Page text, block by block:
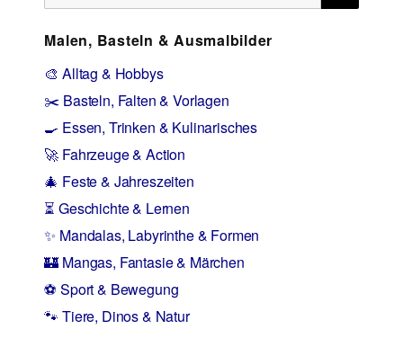
Malen, Basteln & Ausmalbilder
🎨 Alltag & Hobbys
✂️ Basteln, Falten & Vorlagen
🍳 Essen, Trinken & Kulinarisches
🚀 Fahrzeuge & Action
🎄 Feste & Jahreszeiten
⏳ Geschichte & Lernen
✨ Mandalas, Labyrinthe & Formen
🏰 Mangas, Fantasie & Märchen
⚽ Sport & Bewegung
🐾 Tiere, Dinos & Natur